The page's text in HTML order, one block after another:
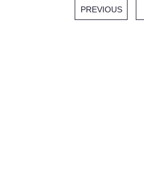
PREVIOUS